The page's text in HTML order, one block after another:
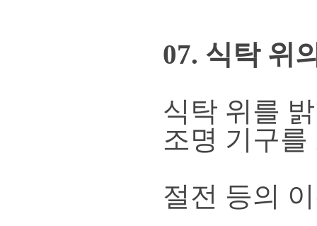
07. 식탁 위
식탁 위를
조명 기구
절전 등의